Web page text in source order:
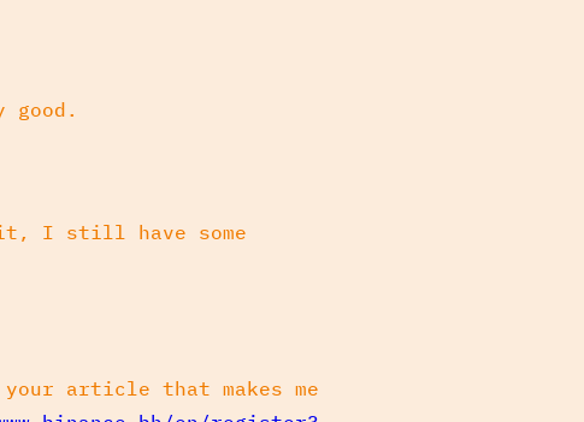
it, I still have some
article that makes me